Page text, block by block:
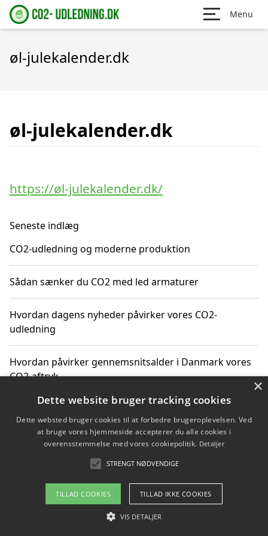
Menu
øl-julekalender.dk
øl-julekalender.dk
https://øl-julekalender.dk/
Seneste indlæg
CO2-udledning og moderne produktion
Sådan sænker du CO2 med led armaturer
Hvordan dagens nyheder påvirker vores CO2-
udledning
Hvordan påvirker gennemsnitsalder i Danmark vores
CO2-aftryk
Hvordan nyheder om CO2-udledning påvirker vores
hverdag
Om / kontakt
Blog Betingelser
×
Dette website bruger tracking cookies
Dette websted bruger cookies til at forbedre brugeroplevelsen. Ved
at bruge vores hjemmeside accepterer du alle cookies i
overensstemmelse med vores cookiepolitik. Detaljer
STRENGT NØDVENDIGE
TILLAD COOKIES TILLAD IKKE COOKIES
VIS DETALJER